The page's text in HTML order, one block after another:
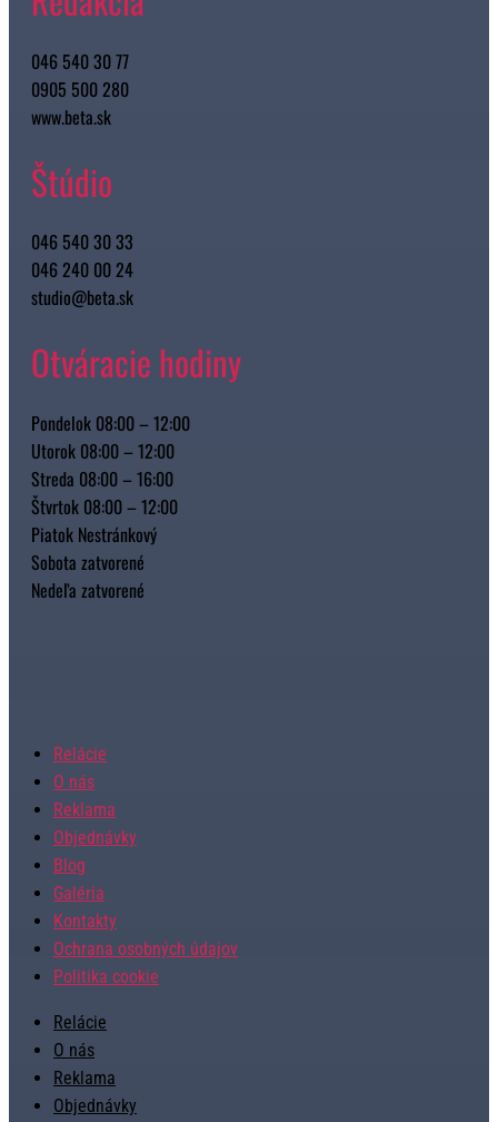
046 540 30 77
0905 500 280
www.beta.sk
Štúdio
046 540 30 33
046 240 00 24
studio@beta.sk
Otváracie hodiny
Pondelok 08:00 – 12:00
Utorok 08:00 – 12:00
Streda 08:00 – 16:00
Štvrtok 08:00 – 12:00
Piatok Nestránkový
Sobota zatvorené
Nedeľa zatvorené
Relácie
O nás
Reklama
Objednávky
Blog
Galéria
Kontakty
Ochrana osobných údajov
Politika cookie
Relácie
O nás
Reklama
Objednávky